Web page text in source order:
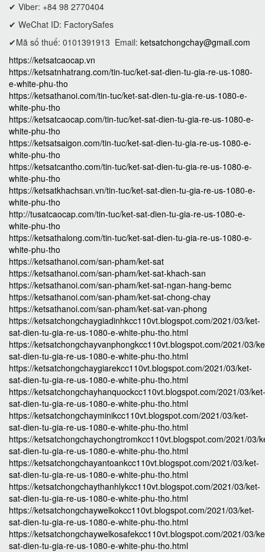
✔ Viber: +84 98 2770404
✔ WeChat ID: FactorySafes
✔Mã số thuế: 0101391913 Email: ketsatchongchay@gmail.com
https://ketsatcaocap.vn
https://ketsatnhatrang.com/tin-tuc/ket-sat-dien-tu-gia-re-us-1080-
e-white-phu-tho
https://ketsathanoi.com/tin-tuc/ket-sat-dien-tu-gia-re-us-1080-e-
white-phu-tho
https://ketsatcaocap.com/tin-tuc/ket-sat-dien-tu-gia-re-us-1080-e-
white-phu-tho
https://ketsatsaigon.com/tin-tuc/ket-sat-dien-tu-gia-re-us-1080-e-
white-phu-tho
https://ketsatcantho.com/tin-tuc/ket-sat-dien-tu-gia-re-us-1080-e-
white-phu-tho
https://ketsatkhachsan.vn/tin-tuc/ket-sat-dien-tu-gia-re-us-1080-e-
white-phu-tho
http://tusatcaocap.com/tin-tuc/ket-sat-dien-tu-gia-re-us-1080-e-
white-phu-tho
https://ketsathalong.com/tin-tuc/ket-sat-dien-tu-gia-re-us-1080-e-
white-phu-tho
https://ketsathanoi.com/san-pham/ket-sat
https://ketsathanoi.com/san-pham/ket-sat-khach-san
https://ketsathanoi.com/san-pham/ket-sat-ngan-hang-bemc
https://ketsathanoi.com/san-pham/ket-sat-chong-chay
https://ketsathanoi.com/san-pham/ket-sat-van-phong
https://ketsatchongchaygiadinhkcc110vt.blogspot.com/2021/03/ket-
sat-dien-tu-gia-re-us-1080-e-white-phu-tho.html
https://ketsatchongchayvanphongkcc110vt.blogspot.com/2021/03/
sat-dien-tu-gia-re-us-1080-e-white-phu-tho.html
https://ketsatchongchaygiarekcc110vt.blogspot.com/2021/03/ket-
sat-dien-tu-gia-re-us-1080-e-white-phu-tho.html
https://ketsatchongchayhanquockcc110vt.blogspot.com/2021/03/ket-
sat-dien-tu-gia-re-us-1080-e-white-phu-tho.html
https://ketsatchongchayminikcc110vt.blogspot.com/2021/03/ket-
sat-dien-tu-gia-re-us-1080-e-white-phu-tho.html
https://ketsatchongchaychongtromkcc110vt.blogspot.com/2021/03/
sat-dien-tu-gia-re-us-1080-e-white-phu-tho.html
https://ketsatchongchayantoankcc110vt.blogspot.com/2021/03/ket-
sat-dien-tu-gia-re-us-1080-e-white-phu-tho.html
https://ketsatchongchaythanhlykcc110vt.blogspot.com/2021/03/ket-
sat-dien-tu-gia-re-us-1080-e-white-phu-tho.html
https://ketsatchongchaywelkokcc110vt.blogspot.com/2021/03/ket-
sat-dien-tu-gia-re-us-1080-e-white-phu-tho.html
https://ketsatchongchaywelkosafekcc110vt.blogspot.com/2021/03/
sat-dien-tu-gia-re-us-1080-e-white-phu-tho.html